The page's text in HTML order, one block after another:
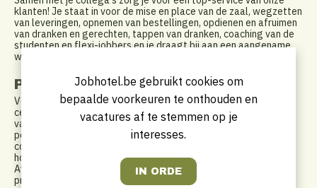
klanten! Je staat in voor de mise en place van de zaal, wegzetten
van leveringen, opnemen van bestellingen, opdienen en afruimen
van dranken en gerechten, tappen van dranken, coaching van de
studenten en flexi-jobbers en je draagt bij aan een aangename
werksfeer.
Profiel
Voor onze brasserie in de Abdij van Park te Heverlee en nabij
centrum Leuven, zijn we op zoek naar een kelner ter uitbreiding
van ons team. Je hebt een verzorgd voorkomen en een goede
persoonlijke hygiëne, bent stipt en correct, betrouwbaar,
communicatief en sociaal vaardig. Klantvriendelijkheid draag je
hoog in het vaandel. Je hebt structuur en durft initiatief nemen.
Avonden, weekends en feestdagen vormen voor jou geen
probleem, al is een vaste vrije dag bespreekbaar.
Jobhotel.be gebruikt cookies om
bepaalde voorkeuren te onthouden en
vacatures af te stemmen op je
interesses.